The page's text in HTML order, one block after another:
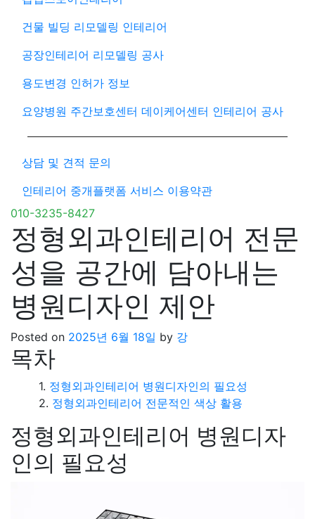
건물 빌딩 리모델링 인테리어
공장인테리어 리모델링 공사
용도변경 인허가 정보
요양병원 주간보호센터 데이케어센터 인테리어 공사
상담 및 견적 문의
인테리어 중개플랫폼 서비스 이용약관
010-3235-8427
정형외과인테리어 전문
성을 공간에 담아내는
병원디자인 제안
Posted on 2025년 6월 18일 by 강
목차
정형외과인테리어 병원디자인의 필요성
정형외과인테리어 전문적인 색상 활용
정형외과인테리어 병원디자
인의 필요성